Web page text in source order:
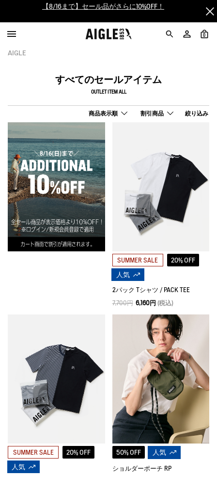
【最大50%OFF】FINAL SALEがスタート！
ログイン/会員登録で送料＆返品無料
【8/16まで】セール品がさらに10%OFF！
ログイン/会員登録で送料＆返品無料
AIGLE CLUB ポイントサービス終了のお知らせ
0
AIGLE
すべてのセールアイテム
OUTLET ITEM ALL
商品表示順 割引商品 絞り込み
SUMMER SALE
20% OFF
人気
2パック Tシャツ / PACK TEE
7,700円 6,160円 (税込)
SUMMER SALE
20% OFF
人気
50% OFF 人気
ショルダーポーチ RP